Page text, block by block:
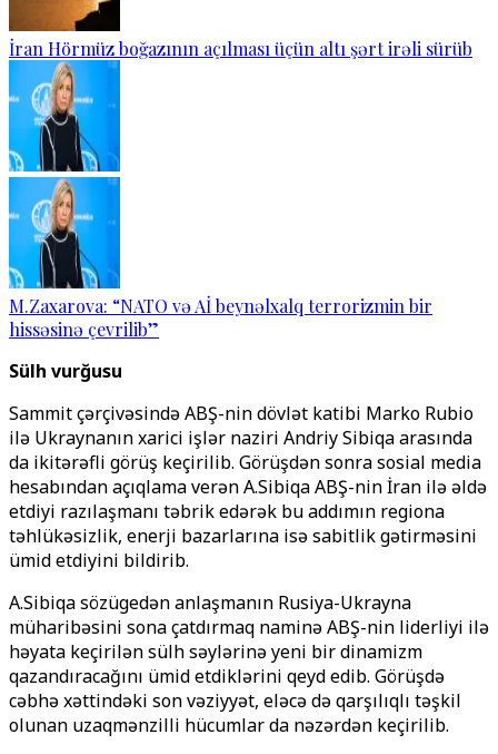
İran Hörmüz boğazının açılması üçün altı şərt irəli sürüb
M.Zaxarova: “NATO və Aİ beynəlxalq terrorizmin bir
hissəsinə çevrilib”
Sülh vurğusu
Sammit çərçivəsində ABŞ-nin dövlət katibi Marko Rubio
ilə Ukraynanın xarici işlər naziri Andriy Sibiqa arasında
da ikitərəfli görüş keçirilib. Görüşdən sonra sosial media
hesabından açıqlama verən A.Sibiqa ABŞ-nin İran ilə əldə
etdiyi razılaşmanı təbrik edərək bu addımın regiona
təhlükəsizlik, enerji bazarlarına isə sabitlik gətirməsini
ümid etdiyini bildirib.
A.Sibiqa sözügedən anlaşmanın Rusiya-Ukrayna
müharibəsini sona çatdırmaq naminə ABŞ-nin liderliyi ilə
həyata keçirilən sülh səylərinə yeni bir dinamizm
qazandıracağını ümid etdiklərini qeyd edib. Görüşdə
cəbhə xəttindəki son vəziyyət, eləcə də qarşılıqlı təşkil
olunan uzaqmənzilli hücumlar da nəzərdən keçirilib.